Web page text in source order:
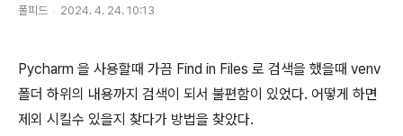
폴피드 2024. 4. 24. 10:13
Pycharm 을 사용할때 가끔 Find in Files 로 검색을 했을때 venv
폴더 하위의 내용까지 검색이 되서 불편함이 있었다. 어떻게 하면
제외 시킬수 있을지 찾다가 방법을 찾았다.